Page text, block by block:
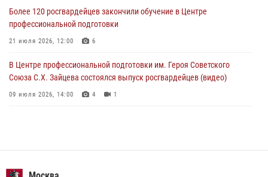
Более 120 росгвардейцев закончили обучение в Центре
профессиональной подготовки
21 июля 2026, 12:00 6
В Центре профессиональной подготовки им. Героя Советского
Союза С.Х. Зайцева состоялся выпуск росгвардейцев (видео)
09 июля 2026, 14:00 4 1
Пазл счастливой жизни: история любви и службы сотрудников